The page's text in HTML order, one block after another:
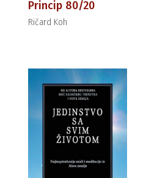
Princip 80/20
Ričard Koh